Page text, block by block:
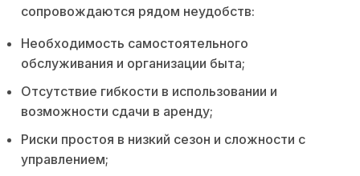
сопровождаются рядом неудобств:
Необходимость самостоятельного
обслуживания и организации быта;
Отсутствие гибкости в использовании и
возможности сдачи в аренду;
Риски простоя в низкий сезон и сложности с
управлением;